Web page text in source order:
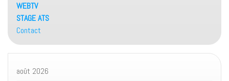
WEBTV
STAGE ATS
Contact
août 2026